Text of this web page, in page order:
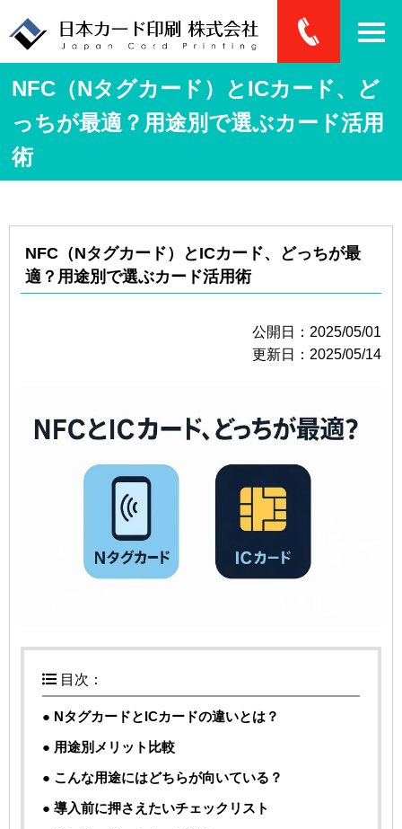
NFC（Nタグカード）とICカード、ど
っちが最適？用途別で選ぶカード活用
術
NFC（Nタグカード）とICカード、どっちが最
適？用途別で選ぶカード活用術
公開日：2025/05/01
更新日：2025/05/14
目次：
● NタグカードとICカードの違いとは？
● 用途別メリット比較
● こんな用途にはどちらが向いている？
● 導入前に押さえたいチェックリスト